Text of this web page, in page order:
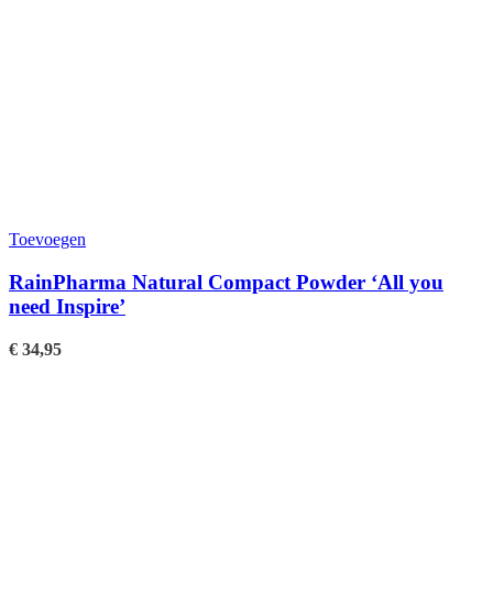
Toevoegen
RainPharma Natural Compact Powder ‘All you
need Inspire’
€ 34,95